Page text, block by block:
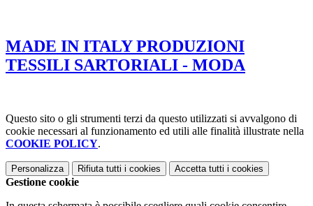
MADE IN ITALY PRODUZIONI
TESSILI SARTORIALI - MODA
Questo sito o gli strumenti terzi da questo utilizzati si avvalgono di
cookie necessari al funzionamento ed utili alle finalità illustrate nella
COOKIE POLICY.
Personalizza Rifiuta tutti i cookies Accetta tutti i cookies
Gestione cookie